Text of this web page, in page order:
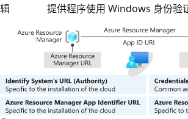
辑
提供程序使用 Windows 身份验